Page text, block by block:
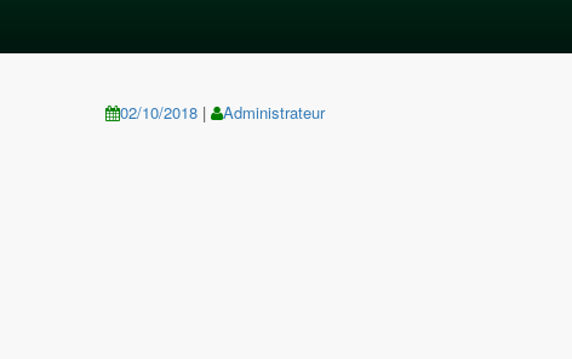
02/10/2018 | Administrateur